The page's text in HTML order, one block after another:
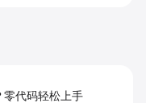
零代码轻松上手